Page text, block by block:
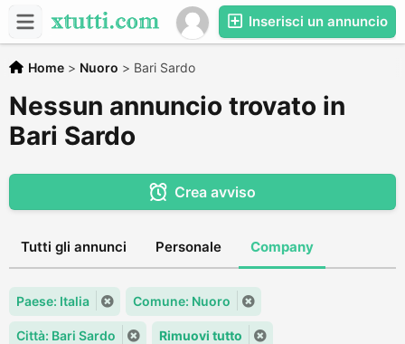
Inserisci un annuncio
Home > Nuoro > Bari Sardo
Nessun annuncio trovato in
Bari Sardo
Crea avviso
Tutti gli annunci Personale Company
Paese: Italia Comune: Nuoro
Città: Bari Sardo Rimuovi tutto